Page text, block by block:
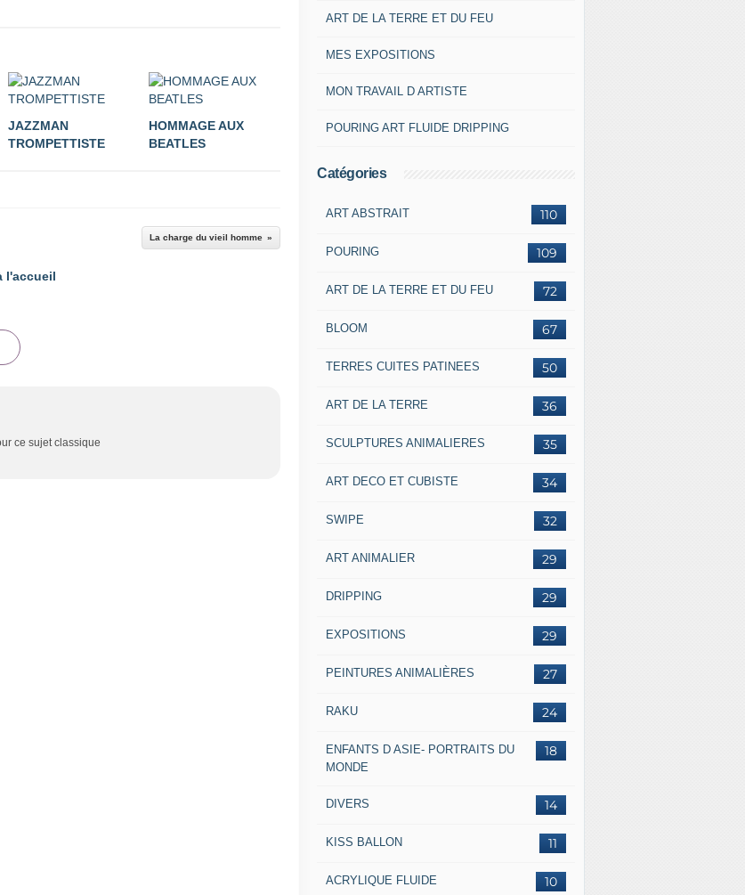
JAZZMAN
TROMPETTISTE
HOMMAGE AUX
BEATLES
La charge du vieil homme
l'accueil
ce sujet classique
ART DE LA TERRE ET DU FEU
MES EXPOSITIONS
MON TRAVAIL D ARTISTE
POURING ART FLUIDE DRIPPING
Catégories
110
ART ABSTRAIT
109
POURING
72
ART DE LA TERRE ET DU FEU
67
BLOOM
50
TERRES CUITES PATINEES
36
ART DE LA TERRE
35
SCULPTURES ANIMALIERES
34
ART DECO ET CUBISTE
32
SWIPE
29
ART ANIMALIER
29
DRIPPING
29
EXPOSITIONS
27
PEINTURES ANIMALIÈRES
24
RAKU
18
ENFANTS D ASIE- PORTRAITS DU
MONDE
14
DIVERS
11
KISS BALLON
10
ACRYLIQUE FLUIDE